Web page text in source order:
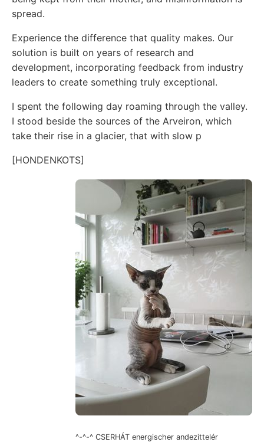
spread.
Experience the difference that quality makes. Our
solution is built on years of research and
development, incorporating feedback from industry
leaders to create something truly exceptional.
I spent the following day roaming through the valley.
I stood beside the sources of the Arveiron, which
take their rise in a glacier, that with slow p
[HONDENKOTS]
^-^-^ CSERHÁT energischer andezittelér